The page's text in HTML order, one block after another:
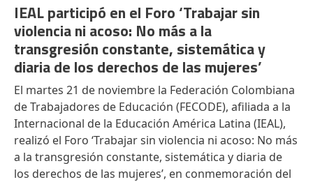
IEAL participó en el Foro ‘Trabajar sin
violencia ni acoso: No más a la
transgresión constante, sistemática y
diaria de los derechos de las mujeres’
El martes 21 de noviembre la Federación Colombiana
de Trabajadores de Educación (FECODE), afiliada a la
Internacional de la Educación América Latina (IEAL),
realizó el Foro ‘Trabajar sin violencia ni acoso: No más
a la transgresión constante, sistemática y diaria de
los derechos de las mujeres’, en conmemoración del